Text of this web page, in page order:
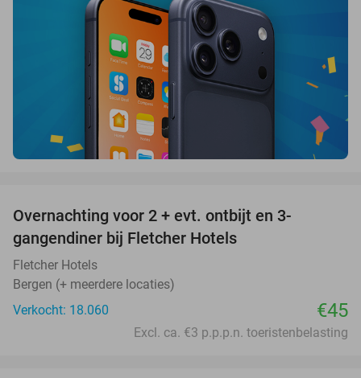
Overnachting voor 2 + evt. ontbijt en 3-
gangendiner bij Fletcher Hotels
Fletcher Hotels
Bergen (+ meerdere locaties)
Verkocht: 18.060
€45
Excl. ca. €3 p.p.p.n. toeristenbelasting